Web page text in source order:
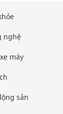
nghệ
máy
sản